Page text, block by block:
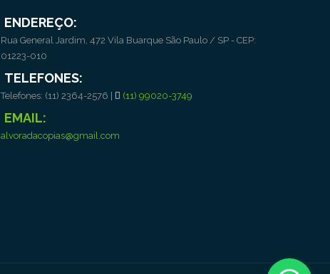
ENDEREÇO:
Rua General Jardim, 472 Vila Buarque São Paulo / SP - CEP:
01223-010
TELEFONES:
Telefones: (11) 2364-2576 | (11) 99020-3749
EMAIL:
alvoradacopias@gmail.com